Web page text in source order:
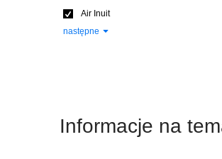
Air Inuit
następne
Informacje na